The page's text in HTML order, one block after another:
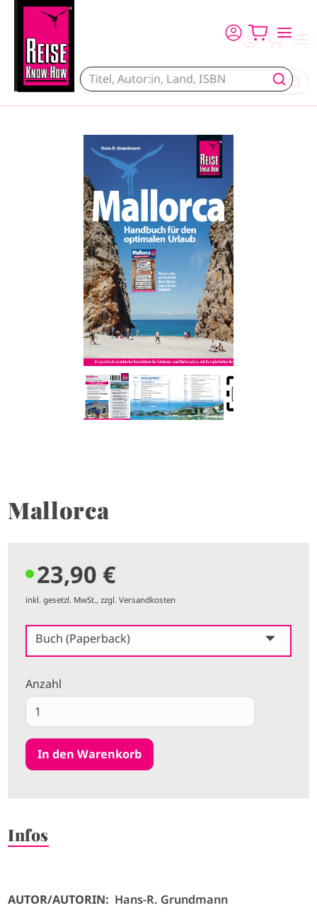
Mallorca
23,90 €
inkl. gesetzl. MwSt., zzgl. Versandkosten
Buch (Paperback)
Anzahl
Infos
AUTOR/AUTORIN: Hans-R. Grundmann